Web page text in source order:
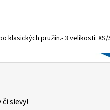
klasických pružin.- 3 velikosti:
slevy!